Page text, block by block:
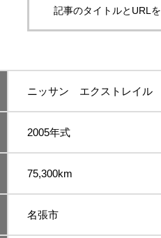
記事のタイトルとURL
ニッサン エクストレイル
2005年式
75,300km
名張市